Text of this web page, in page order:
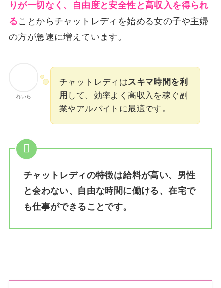
りが一切なく、自由度と安全性と高収入を得られ
ることからチャットレディを始める女の子や主婦
の方が急速に増えています。
れいら
チャットレディはスキマ時間を利
用 して、効率よく高収入を稼ぐ副
業やアルバイトに最適です。
チャットレディの特徴は給料が高い、男性
と会わない、自由な時間に働ける、在宅で
も仕事ができることです。